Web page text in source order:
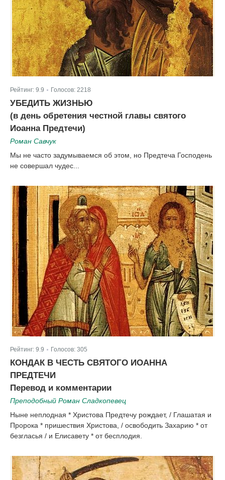
Рейтинг: 9.9 Голосов: 2218
УБЕДИТЬ ЖИЗНЬЮ
(в день обретения честной главы святого
Иоанна Предтечи)
Роман Савчук
Мы не часто задумываемся об этом, но Предтеча Господень
не совершал чудес...
Рейтинг: 9.9 Голосов: 305
КОНДАК В ЧЕСТЬ СВЯТОГО ИОАННА
ПРЕДТЕЧИ
Перевод и комментарии
Преподобный Роман Сладкопевец
Ныне неплодная * Христова Предтечу рождает, / Глашатая и
Пророка * пришествия Христова, / освободить Захарию * от
безгласья / и Елисавету * от бесплодия.